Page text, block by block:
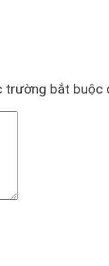
trường bắt buộc